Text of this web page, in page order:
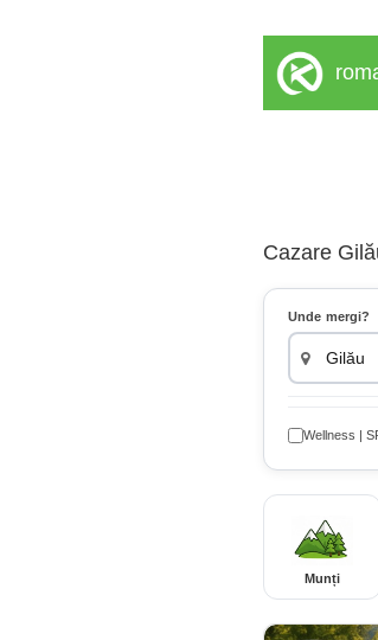
Cazare
Unde mergi?
Wellness |
Munți